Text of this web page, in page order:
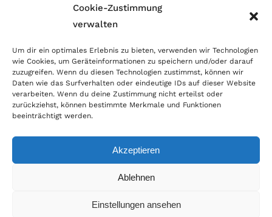
Cookie-Zustimmung
verwalten
Um dir ein optimales Erlebnis zu bieten, verwenden wir Technologien
wie Cookies, um Geräteinformationen zu speichern und/oder darauf
zuzugreifen. Wenn du diesen Technologien zustimmst, können wir
Daten wie das Surfverhalten oder eindeutige IDs auf dieser Website
verarbeiten. Wenn du deine Zustimmung nicht erteilst oder
zurückziehst, können bestimmte Merkmale und Funktionen
beeinträchtigt werden.
Akzeptieren
Ablehnen
Einstellungen ansehen
Wir sind Mitglied im Händlerbund!
erfolgreichen E-Commerce ein. Auch wir sind wie
viele Onlineshops im Netz Mitglied im Händlerbund
und unterstützen fairen Onlinehandel.
© Copyright 2026 | World of Coins |Impressum|Datenschutz|Cookie
|Zahlung & Versand